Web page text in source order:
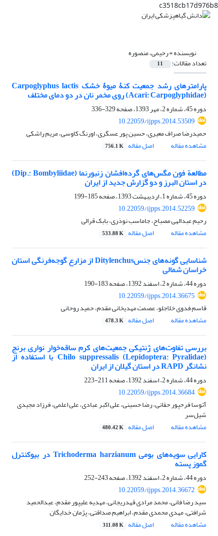
c3518cb17d976b8
نویسنده =رحیمی، منصوره
تعداد مقالات: 11
پارامترهای رشد جمعیت کنۀ میوۀ خشک Carpoglyphus lactis
(Acari: Carpoglyphidae) روی مخمر نان در دو دمای مختلف
دوره 45، شماره 2، مهر 1393، صفحه
329-336
10.22059/ijpps.2014.53509
حمیدرضا صراف معیری، حسین پور عسگری، اورنگ کاوسی، مریم راشکی
مشاهده مقاله
اصل مقاله 756.1 K
مطالعة فون مگس‌های گرده‌افشان زنبورنما (Dip.: Bombyliidae)
در استان البرز و دو گزارش جدید از ایران
دوره 45، شماره 1، اردیبهشت 1393، صفحه
185-199
10.22059/ijpps.2014.52259
رحیم عبدالهی مصباح، جاماسب نوذری، بابک قرالی
مشاهده مقاله
اصل مقاله 533.88 K
شناسایی گونه‌های جنسDitylenchus از مزارع گوجه‌فرنگی استان
خراسان شمالی
دوره 44، شماره 2، اسفند 1392، صفحه
183-190
10.22059/ijpps.2014.36675
قاسم فدوی خلاجلو، عصمت مهدیخانی مقدم، حمید روحانی
مشاهده مقاله
اصل مقاله 478.3 K
بررسی تفاوت‌های ژنتیکی جمعیت‌های کرم ساقه‌خوار نواری برنج
Chilo suppressalis (Lepidoptera: Pyralidae) با استفاده از
نشانگر RAPD در استان گیلان از ایران
دوره 44، شماره 2، اسفند 1392، صفحه
211-223
10.22059/ijpps.2014.36684
آتوسا فرحپور حقانی، رضا حسینی، علی اکبر عبادی، علی اعلمی، فرزاد مجیدی
‌شیل‌سر
مشاهده مقاله
اصل مقاله 480.42 K
کارایی سویه‌های بومی Trichoderma harzianum در بیوکنترل
گموز پسته
دوره 44، شماره 2، اسفند 1392، صفحه
243-252
10.22059/ijpps.2014.36672
سید رضا فانی، محمد مرادی قهدریجانی، مهدیه علیپور مقدم، عبدالحمید
شرافتی، مهدی محمدی مقدم، ابراهیم صداقتی، پژمان خدایگان
مشاهده مقاله
اصل مقاله 311.08 K